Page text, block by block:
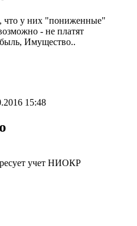
что у них "пониженные"
- не платят
Имущество..
15:48
учет НИОКР